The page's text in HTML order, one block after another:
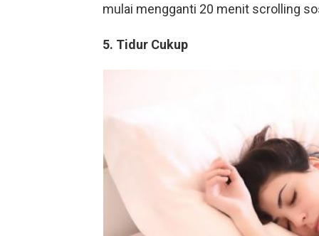
mulai mengganti 20 menit scrolling
5. Tidur Cukup